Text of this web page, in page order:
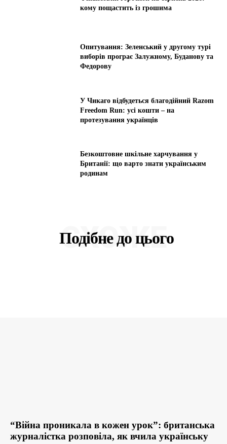
кому пощастить із грошима
Опитування: Зеленський у другому турі
виборів програє Залужному, Буданову та
Федорову
У Чикаго відбудеться благодійний Razom
Freedom Run: усі кошти – на
протезування українців
Безкоштовне шкільне харчування у
Британії: що варто знати українським
родинам
Подібне до цього
СХОЖЕ
“Війна проникала в кожен урок”: британська
журналістка розповіла, як вчила українську